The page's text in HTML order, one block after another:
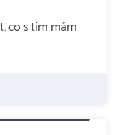
co s tím mám